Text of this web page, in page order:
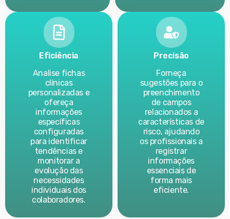
Eficiência
Analise fichas
clínicas
personalizadas e
ofereça
informações
específicas
configuradas
para identificar
tendências e
monitorar a
evolução das
necessidades
individuais dos
colaboradores.
Precisão
Forneça
sugestões para o
preenchimento
de campos
relacionados a
características de
risco, ajudando
os profissionais a
registrar
informações
essenciais de
forma mais
eficiente.